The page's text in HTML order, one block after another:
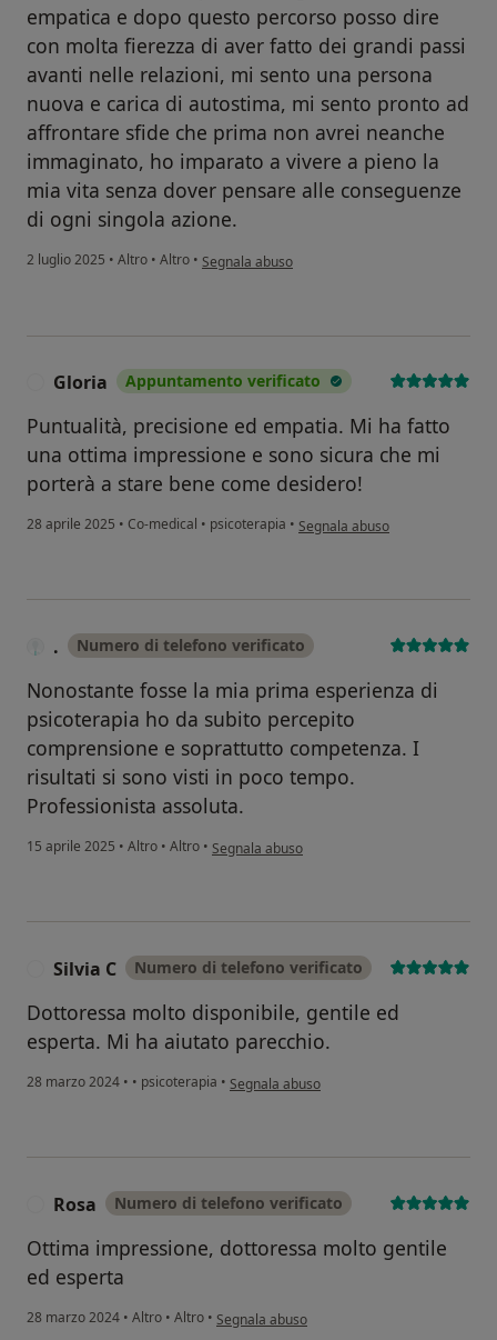
empatica e dopo questo percorso posso dire
con molta fierezza di aver fatto dei grandi passi
avanti nelle relazioni, mi sento una persona
nuova e carica di autostima, mi sento pronto ad
affrontare sfide che prima non avrei neanche
immaginato, ho imparato a vivere a pieno la
mia vita senza dover pensare alle conseguenze
di ogni singola azione.
2 luglio 2025 • Altro • Altro • secondo l'opinione dell'utente Stefano
Segnala abuso
Gloria Appuntamento verificato
Puntualità, precisione ed empatia. Mi ha fatto
una ottima impressione e sono sicura che mi
porterà a stare bene come desidero!
28 aprile 2025 • Co-medical • psicoterapia • secondo l'opinione dell'utente
Segnala abuso
. Numero di telefono verificato
Nonostante fosse la mia prima esperienza di
psicoterapia ho da subito percepito
comprensione e soprattutto competenza. I
risultati si sono visti in poco tempo.
Professionista assoluta.
15 aprile 2025 • Altro • Altro • secondo l'opinione dell'utente .
Segnala abuso
Silvia C Numero di telefono verificato
Dottoressa molto disponibile, gentile ed
esperta. Mi ha aiutato parecchio.
28 marzo 2024 • • psicoterapia • secondo l'opinione dell'utente Silvia C
Segnala abuso
Rosa Numero di telefono verificato
Ottima impressione, dottoressa molto gentile
ed esperta
28 marzo 2024 • Altro • Altro • secondo l'opinione dell'utente Rosa
Segnala abuso